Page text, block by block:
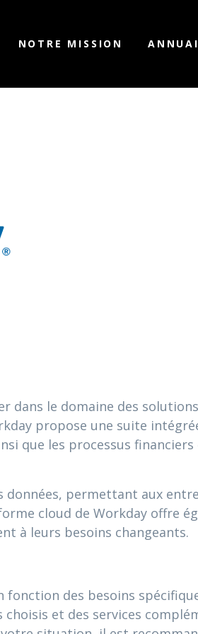
NOTRE MISSION
dans le domaine des
propose une suite
que les processus
permettant aux
cloud de Workday offre
à leurs besoins changeants.
des besoins
et des services